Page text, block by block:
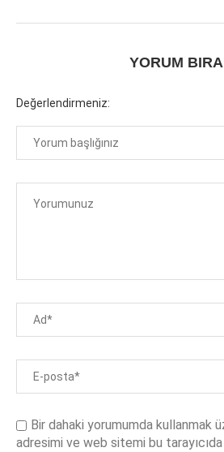
YORUM
Değerlendirmeniz:
Bir dahaki yorumumda kullanmak
adresimi ve web sitemi bu